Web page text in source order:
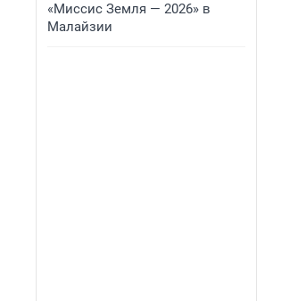
«Миссис Земля — 2026» в
Малайзии